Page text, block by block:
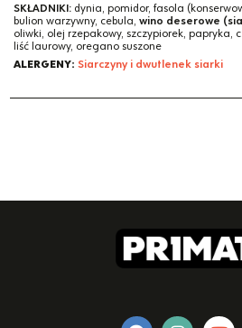
SKŁADNIKI: dynia, pomidor, fasola
bulion warzywny, cebula, wino deserowe
oliwki, olej rzepakowy, szczypiorek, papryka,
liść laurowy, oregano suszone
ALERGENY: Siarczyny i dwutlenek siarki